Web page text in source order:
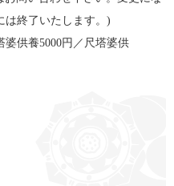
は終了いたします。)
婆供養5000円／尺塔婆供